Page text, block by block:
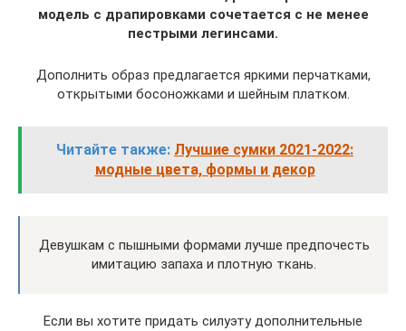
модель с драпировками сочетается с не менее
пестрыми легинсами.
Дополнить образ предлагается яркими перчатками,
открытыми босоножками и шейным платком.
Читайте также: Лучшие сумки 2021-2022:
модные цвета, формы и декор
Девушкам с пышными формами лучше предпочесть
имитацию запаха и плотную ткань.
Если вы хотите придать силуэту дополнительные